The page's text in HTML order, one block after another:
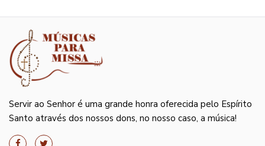
Servir ao Senhor é uma grande honra oferecida pelo Espírito
Santo através dos nossos dons, no nosso caso, a música!